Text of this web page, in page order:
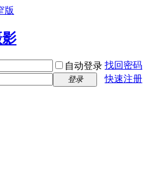
版
自动登录 找回密码
登录
快速注册